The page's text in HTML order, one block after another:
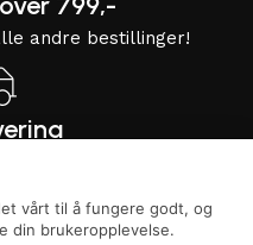
andre bestillinger!
vårt til å fungere godt, og
din brukeropplevelse.